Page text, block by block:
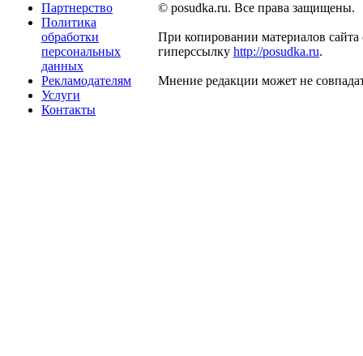
Партнерство
Политика
обработки
персональных
данных
Рекламодателям
Услуги
Контакты
© posudka.ru. Все права защищены.
При копировании материалов сайта
гиперссылку http://posudka.ru.
Мнение редакции может не